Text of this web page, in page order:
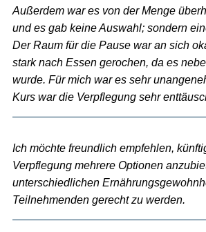
Außerdem war es von der Menge
und es gab keine Auswahl; sondern
Der Raum für die Pause war an sich
stark nach Essen gerochen, da es
wurde. Für mich war es sehr
Kurs war die Verpflegung sehr
Ich möchte freundlich empfehlen,
Verpflegung mehrere Optionen
unterschiedlichen
Teilnehmenden gerecht zu werden.